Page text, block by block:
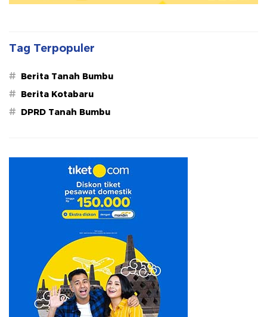
Tag Terpopuler
# Berita Tanah Bumbu
# Berita Kotabaru
# DPRD Tanah Bumbu